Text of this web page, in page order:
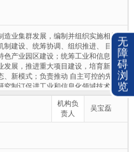
造业集群发展，编制并组织实施相关
制建设、统筹协调、组织推进、 目标
色产业园区建设；统筹工业和信息化
发展，推进重大项目建设，培育新产
、新模式；负责推动 自主可控的先进
究制订促进工业和信息化领域技术进
政策措施并组织实施；推动以企业为
建设，负责全市企业技术中心和制造
中试平台建设；组织工业和信息化领
产学研用结合和技术成果转化；指导
业质量管理、标准化和知识产权等工
机构负
责人
吴宝磊
无
障
碍
浏
览